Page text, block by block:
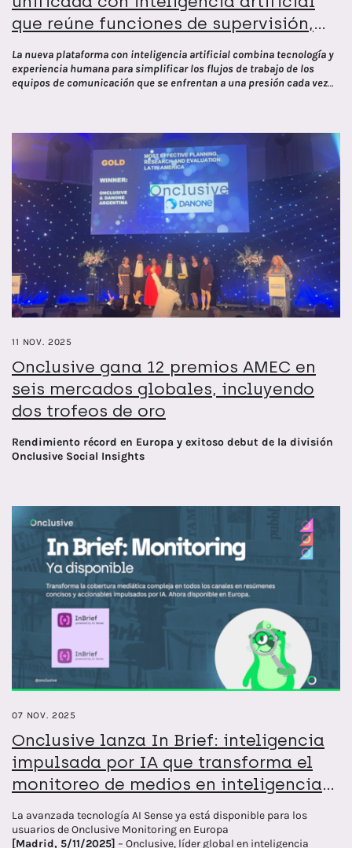
que reúne funciones de supervisión,
única experiencia conectada
La nueva plataforma con inteligencia artificial combina tecnología y
experiencia humana para simplificar los flujos de trabajo de los
equipos de comunicación que se enfrentan a una presión cada vez
11 NOV. 2025
Onclusive gana 12 premios AMEC en
seis mercados globales, incluyendo
dos trofeos de oro
Rendimiento récord en Europa y exitoso debut de la división
Onclusive Social Insights
07 NOV. 2025
Onclusive lanza In Brief: inteligencia
impulsada por IA que transforma el
monitoreo de medios en inteligencia
La avanzada tecnología AI Sense ya está disponible para los
usuarios de Onclusive Monitoring en Europa
[Madrid, 5/11/2025] – Onclusive, líder global en inteligencia